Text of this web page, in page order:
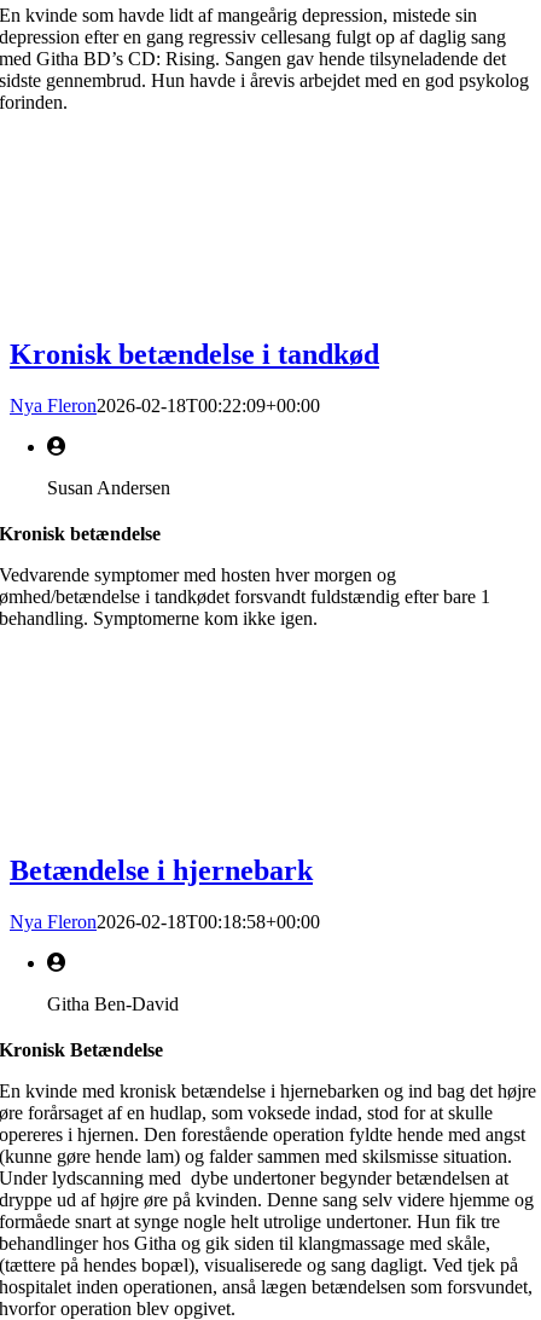
En kvinde som havde lidt af mangeårig depression, mistede sin
depression efter en gang regressiv cellesang fulgt op af daglig sang
med Githa BD’s CD: Rising. Sangen gav hende tilsyneladende det
sidste gennembrud. Hun havde i årevis arbejdet med en god psykolog
forinden.
Kronisk betændelse i tandkød
Nya Fleron2026-02-18T00:22:09+00:00
Susan Andersen
Kronisk betændelse
Vedvarende symptomer med hosten hver morgen og
ømhed/betændelse i tandkødet forsvandt fuldstændig efter bare 1
behandling. Symptomerne kom ikke igen.
Betændelse i hjernebark
Nya Fleron2026-02-18T00:18:58+00:00
Githa Ben-David
Kronisk Betændelse
En kvinde med kronisk betændelse i hjernebarken og ind bag det højre
øre forårsaget af en hudlap, som voksede indad, stod for at skulle
opereres i hjernen. Den forestående operation fyldte hende med angst
(kunne gøre hende lam) og falder sammen med skilsmisse situation.
Under lydscanning med dybe undertoner begynder betændelsen at
dryppe ud af højre øre på kvinden. Denne sang selv videre hjemme og
formåede snart at synge nogle helt utrolige undertoner. Hun fik tre
behandlinger hos Githa og gik siden til klangmassage med skåle,
(tættere på hendes bopæl), visualiserede og sang dagligt. Ved tjek på
hospitalet inden operationen, anså lægen betændelsen som forsvundet,
hvorfor operation blev opgivet.